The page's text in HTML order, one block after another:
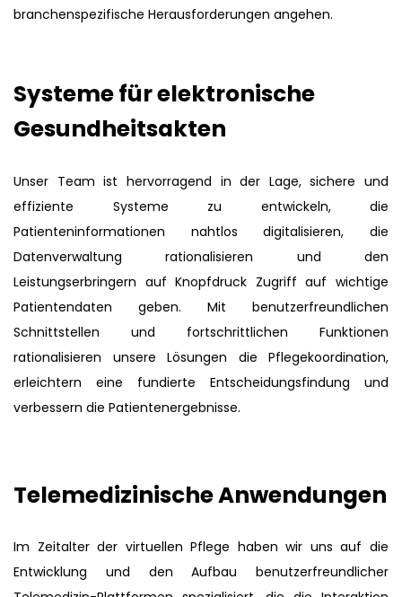
branchenspezifische Herausforderungen angehen.
Systeme für elektronische
Gesundheitsakten
Unser Team ist hervorragend in der Lage, sichere und
effiziente Systeme zu entwickeln, die
Patienteninformationen nahtlos digitalisieren, die
Datenverwaltung rationalisieren und den
Leistungserbringern auf Knopfdruck Zugriff auf wichtige
Patientendaten geben. Mit benutzerfreundlichen
Schnittstellen und fortschrittlichen Funktionen
rationalisieren unsere Lösungen die Pflegekoordination,
erleichtern eine fundierte Entscheidungsfindung und
verbessern die Patientenergebnisse.
Telemedizinische Anwendungen
Im Zeitalter der virtuellen Pflege haben wir uns auf die
Entwicklung und den Aufbau benutzerfreundlicher